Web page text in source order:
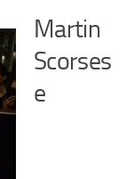
Martin
Scorses
e